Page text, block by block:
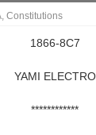
, Constitutions
1866-8C7
YAMI ELECTRO
************